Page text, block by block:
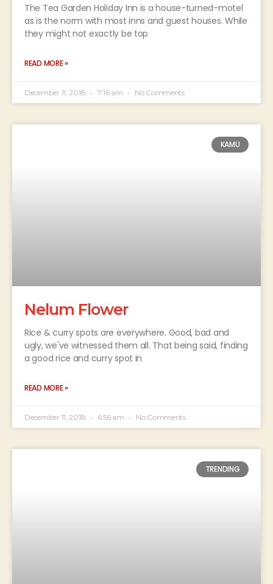
The Tea Garden Holiday Inn is a house-turned-motel
as is the norm with most inns and guest houses. While
they might not exactly be top
READ MORE »
December 11, 2018 7:16 am No Comments
KAMU
Nelum Flower
Rice & curry spots are everywhere. Good, bad and
ugly, we've witnessed them all. That being said, finding
a good rice and curry spot in
READ MORE »
December 11, 2018 6:56 am No Comments
TRENDING